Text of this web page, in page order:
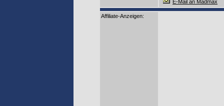
E-Mail an Madmax
Affiliate-Anzeigen: